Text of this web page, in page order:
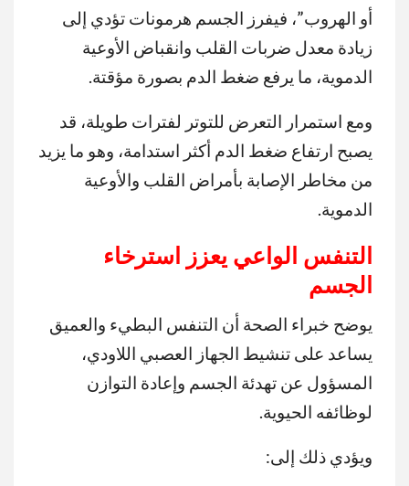
أو الهروب”، فيفرز الجسم هرمونات تؤدي إلى
زيادة معدل ضربات القلب وانقباض الأوعية
الدموية، ما يرفع ضغط الدم بصورة مؤقتة.
ومع استمرار التعرض للتوتر لفترات طويلة، قد
يصبح ارتفاع ضغط الدم أكثر استدامة، وهو ما يزيد
من مخاطر الإصابة بأمراض القلب والأوعية
الدموية.
التنفس الواعي يعزز استرخاء
الجسم
يوضح خبراء الصحة أن التنفس البطيء والعميق
يساعد على تنشيط الجهاز العصبي اللاودي،
المسؤول عن تهدئة الجسم وإعادة التوازن
لوظائفه الحيوية.
ويؤدي ذلك إلى: